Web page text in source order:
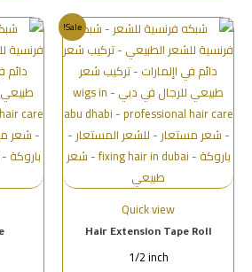
Sale!
Quick view
Hair Extension Tape Roll
1/2 inch